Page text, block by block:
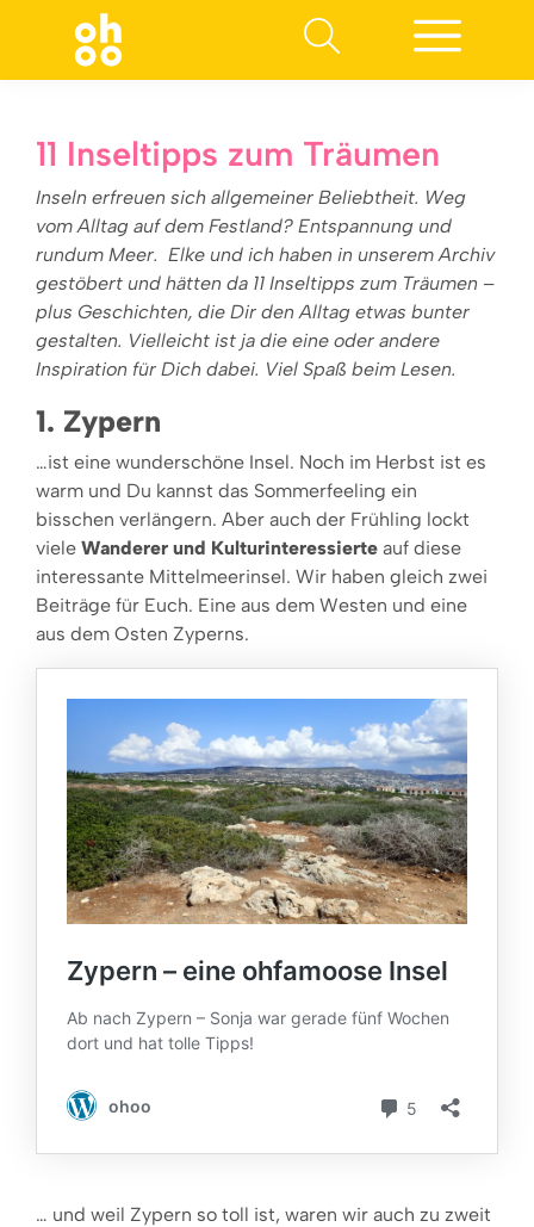
11 Inseltipps zum Träumen
Inseln erfreuen sich allgemeiner Beliebtheit. Weg
vom Alltag auf dem Festland? Entspannung und
rundum Meer. Elke und ich haben in unserem Archiv
gestöbert und hätten da 11 Inseltipps zum Träumen –
plus Geschichten, die Dir den Alltag etwas bunter
gestalten. Vielleicht ist ja die eine oder andere
Inspiration für Dich dabei. Viel Spaß beim Lesen.
1. Zypern
…ist eine wunderschöne Insel. Noch im Herbst ist es
warm und Du kannst das Sommerfeeling ein
bisschen verlängern. Aber auch der Frühling lockt
viele Wanderer und Kulturinteressierte auf diese
interessante Mittelmeerinsel. Wir haben gleich zwei
Beiträge für Euch. Eine aus dem Westen und eine
aus dem Osten Zyperns.
… und weil Zypern so toll ist, waren wir auch zu zweit